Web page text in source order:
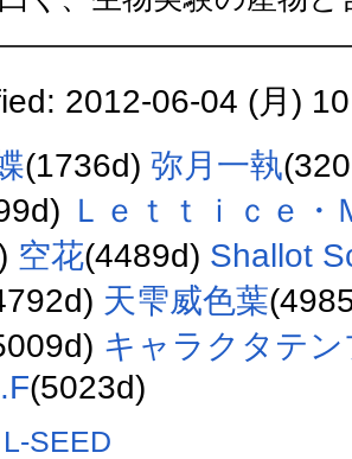
2012-06-04 (月)
(1736d) 弥月一執
Ｌｅｔｔｉｃｅ・
空花(4489d) Shallot
天雫威色葉
キャラクタテ
(5023d)
L-SEED